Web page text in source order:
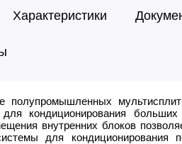
Характеристики
полупромышленных
кондиционирования
внутренних блоков
для кондиционирования